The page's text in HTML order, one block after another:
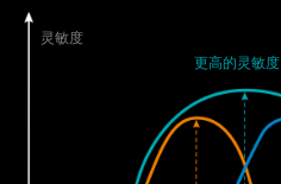
灵敏度
更高的灵敏度